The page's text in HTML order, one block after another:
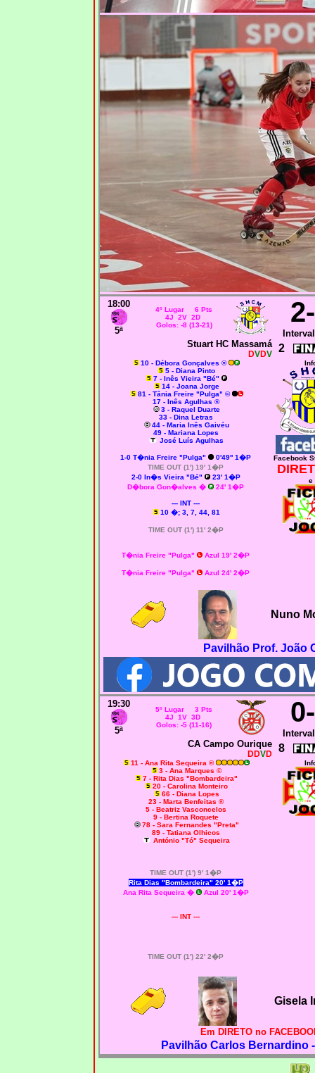
18:00
5ª
4º Lugar 6 Pts
4J 2V 2D
Golos: -8 (13-21)
Stuart HC Massamá
DVDV 2
10 - Débora Gonçalves ®
5 - Diana Pinto
7 - Inês Vieira "Bé"
14 - Joana Jorge
81 - Tânia Freire "Pulga" ©
17 - Inês Agulhas ®
3 - Raquel Duarte
33 - Dina Letras
44 - Maria Inês Gaivéu
49 - Mariana Lopes
José Luís Agulhas
1-0 T�nia Freire "Pulga"
0'49'' 1�P
TIME OUT (1') 19' 1�P
2-0 In�s Vieira "Bé"
23' 1�P
D�bora Gon�alves �
24' 1�P
--- INT ---
10 �; 3, 7, 44, 81
TIME OUT (1') 11' 2�P
T�nia Freire "Pulga" Azul 19' 2�P
T�nia Freire "Pulga" Azul 24' 2�P
Facebook
e
Nuno
Pavilhão Prof. João
19:30
5ª
5º Lugar 3 Pts
4J 1V 3D
Golos: -5 (11-16)
CA Campo Ourique
DDVD 8
11 - Ana Rita Sequeira ®
3 - Ana Marques ©
7 - Rita Dias "Bombardeira"
20 - Carolina Monteiro
66 - Diana Lopes
23 - Marta Benfeitas ®
5 - Beatriz Vasconcelos
9 - Bertina Roquete
78 - Sara Fernandes "Preta"
89 - Tatiana Olhicos
António "Tó" Sequeira
TIME OUT (1') 9' 1�P
Rita Dias "Bombardeira" 20' 1�P
Ana Rita Sequeira �
Azul 20' 1�P
--- INT ---
TIME OUT (1') 22' 2�P
Gisela
Em DIRETO no
Pavilhão Carlos Bernardino